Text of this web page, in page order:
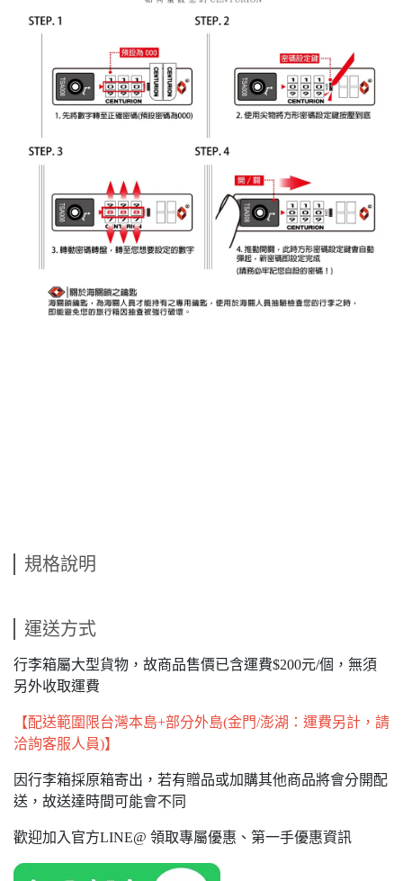
規格說明
運送方式
行李箱屬大型貨物，故商品售價已含運費$200元/個，無須
另外收取運費
【配送範圍限台灣本島+部分外島(金門/澎湖：運費另計，請
洽詢客服人員)】
因行李箱採原箱寄出，若有贈品或加購其他商品將會分開配
送，故送達時間可能會不同
歡迎加入官方LINE@ 領取專屬優惠、第一手優惠資訊